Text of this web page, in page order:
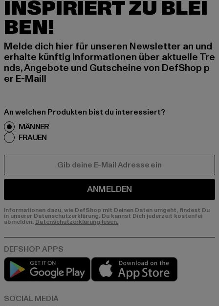
INSPIRIERT ZU BLEI
BEN!
Melde dich hier für unseren Newsletter an und
erhalte künftig Informationen über aktuelle Tre
nds, Angebote und Gutscheine von DefShop p
er E-Mail!
An welchen Produkten bist du interessiert?
MÄNNER
FRAUEN
ANMELDEN
Informationen dazu, wie DefShop mit Deinen Daten umgeht, findest Du
in unserer Datenschutzerklärung. Du kannst Dich jederzeit kostenfei
abmelden. Datenschutzerklärung lesen.
Play market